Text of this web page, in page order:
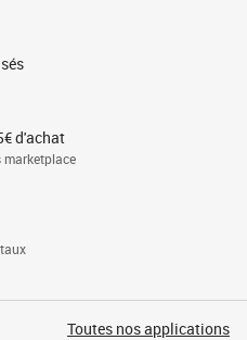
d'achat
marketplace
Toutes nos applications